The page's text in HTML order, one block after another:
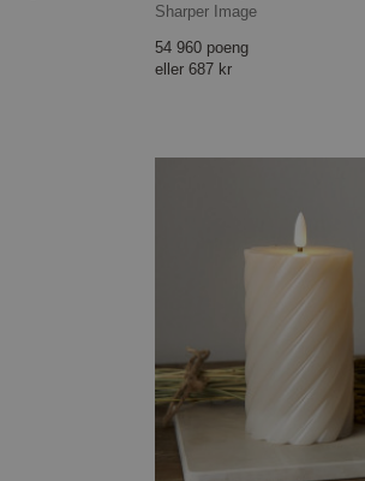
Sharper Image
54 960 poeng
eller 687 kr